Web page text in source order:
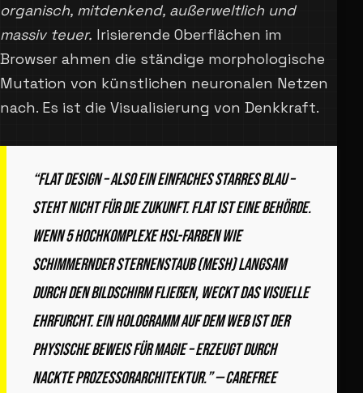
organisch, mitdenkend, außerweltlich und
massiv teuer. Irisierende Oberflächen im
Browser ahmen die ständige morphologische
Mutation von künstlichen neuronalen Netzen
nach. Es ist die Visualisierung von Denkkraft.
“Flat Design – also ein einfaches starres Blau –
steht nicht für die Zukunft. Flat ist eine Behörde.
Wenn 5 hochkomplexe HSL-Farben wie
schimmernder Sternenstaub (Mesh) langsam
durch den Bildschirm fließen, weckt das visuelle
Ehrfurcht. Ein Hologramm auf dem Web ist der
physische Beweis für Magie – erzeugt durch
nackte Prozessorarchitektur.” — Carefree